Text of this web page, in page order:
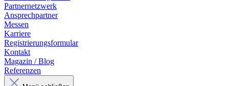
Partnernetzwerk
Ansprechpartner
Messen
Karriere
Registrierungsformular
Kontakt
Magazin / Blog
Referenzen